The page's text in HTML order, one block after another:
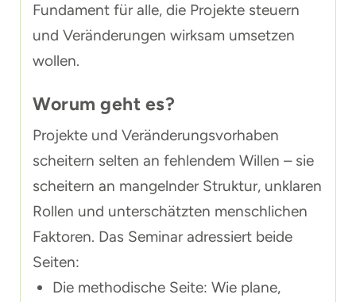
Fundament für alle, die Projekte steuern
und Veränderungen wirksam umsetzen
wollen.
Worum geht es?
Projekte und Veränderungsvorhaben
scheitern selten an fehlendem Willen – sie
scheitern an mangelnder Struktur, unklaren
Rollen und unterschätzten menschlichen
Faktoren. Das Seminar adressiert beide
Seiten:
Die methodische Seite: Wie plane,